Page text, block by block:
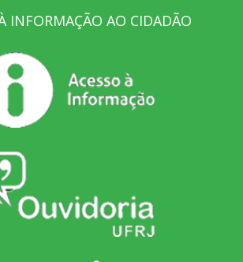
INFORMAÇÃO AO CIDADÃO